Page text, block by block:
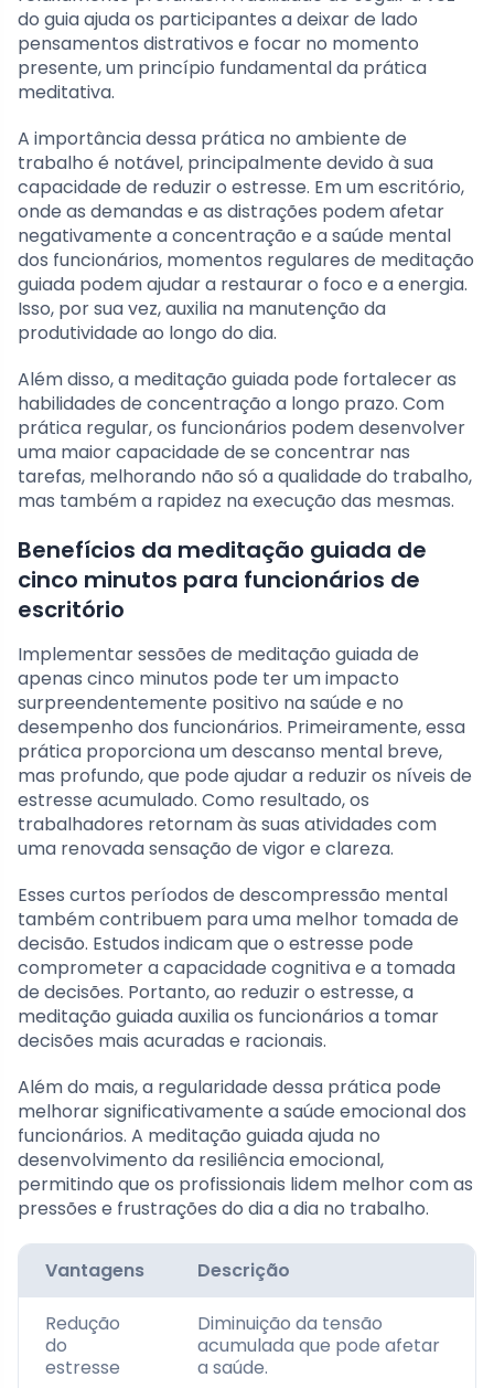
do guia ajuda os participantes a deixar de lado
pensamentos distrativos e focar no momento
presente, um princípio fundamental da prática
meditativa.
A importância dessa prática no ambiente de
trabalho é notável, principalmente devido à sua
capacidade de reduzir o estresse. Em um escritório,
onde as demandas e as distrações podem afetar
negativamente a concentração e a saúde mental
dos funcionários, momentos regulares de meditação
guiada podem ajudar a restaurar o foco e a energia.
Isso, por sua vez, auxilia na manutenção da
produtividade ao longo do dia.
Além disso, a meditação guiada pode fortalecer as
habilidades de concentração a longo prazo. Com
prática regular, os funcionários podem desenvolver
uma maior capacidade de se concentrar nas
tarefas, melhorando não só a qualidade do trabalho,
mas também a rapidez na execução das mesmas.
Benefícios da meditação guiada de
cinco minutos para funcionários de
escritório
Implementar sessões de meditação guiada de
apenas cinco minutos pode ter um impacto
surpreendentemente positivo na saúde e no
desempenho dos funcionários. Primeiramente, essa
prática proporciona um descanso mental breve,
mas profundo, que pode ajudar a reduzir os níveis de
estresse acumulado. Como resultado, os
trabalhadores retornam às suas atividades com
uma renovada sensação de vigor e clareza.
Esses curtos períodos de descompressão mental
também contribuem para uma melhor tomada de
decisão. Estudos indicam que o estresse pode
comprometer a capacidade cognitiva e a tomada
de decisões. Portanto, ao reduzir o estresse, a
meditação guiada auxilia os funcionários a tomar
decisões mais acuradas e racionais.
Além do mais, a regularidade dessa prática pode
melhorar significativamente a saúde emocional dos
funcionários. A meditação guiada ajuda no
desenvolvimento da resiliência emocional,
permitindo que os profissionais lidem melhor com as
pressões e frustrações do dia a dia no trabalho.
Vantagens Descrição
Redução
do
estresse
Diminuição da tensão
acumulada que pode afetar
a saúde.